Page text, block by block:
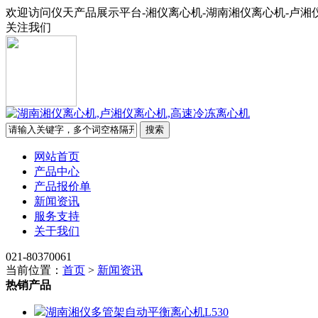
欢迎访问仪天产品展示平台-湘仪离心机-湖南湘仪离心机-卢湘
关注我们
网站首页
产品中心
产品报价单
新闻资讯
服务支持
关于我们
021-80370061
当前位置： 首页 > 新闻资讯
热销产品
湖南湘仪多管架自动平衡离心机L530